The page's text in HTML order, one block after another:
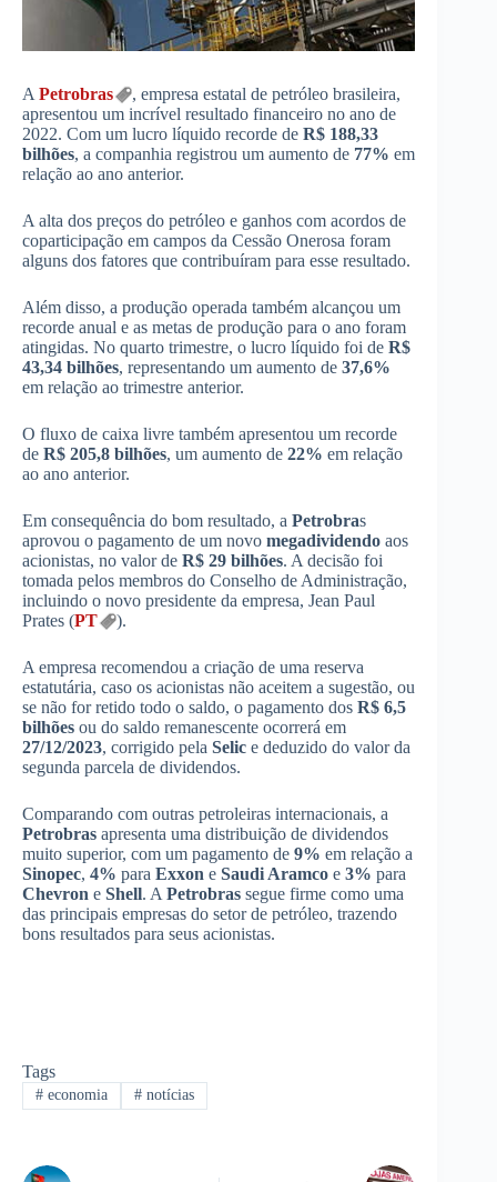
A Petrobras
, empresa estatal de petróleo brasileira,
apresentou um incrível resultado financeiro no ano de
2022. Com um lucro líquido recorde de R$ 188,33
bilhões, a companhia registrou um aumento de 77% em
relação ao ano anterior.
A alta dos preços do petróleo e ganhos com acordos de
coparticipação em campos da Cessão Onerosa foram
alguns dos fatores que contribuíram para esse resultado.
Além disso, a produção operada também alcançou um
recorde anual e as metas de produção para o ano foram
atingidas. No quarto trimestre, o lucro líquido foi de R$
43,34 bilhões, representando um aumento de 37,6%
em relação ao trimestre anterior.
O fluxo de caixa livre também apresentou um recorde
de R$ 205,8 bilhões, um aumento de 22% em relação
ao ano anterior.
Em consequência do bom resultado, a Petrobras
aprovou o pagamento de um novo megadividendo aos
acionistas, no valor de R$ 29 bilhões. A decisão foi
tomada pelos membros do Conselho de Administração,
incluindo o novo presidente da empresa, Jean Paul
Prates (PT ).
A empresa recomendou a criação de uma reserva
estatutária, caso os acionistas não aceitem a sugestão, ou
se não for retido todo o saldo, o pagamento dos R$ 6,5
bilhões ou do saldo remanescente ocorrerá em
27/12/2023, corrigido pela Selic e deduzido do valor da
segunda parcela de dividendos.
Comparando com outras petroleiras internacionais, a
Petrobras apresenta uma distribuição de dividendos
muito superior, com um pagamento de 9% em relação a
Sinopec, 4% para Exxon e Saudi Aramco e 3% para
Chevron e Shell. A Petrobras segue firme como uma
das principais empresas do setor de petróleo, trazendo
bons resultados para seus acionistas.
Tags
#economia #notícias